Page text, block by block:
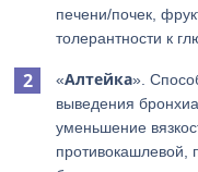
печени/почек,
толерантности к
«Алтейка».
выведения
уменьшение
противокашлевой,